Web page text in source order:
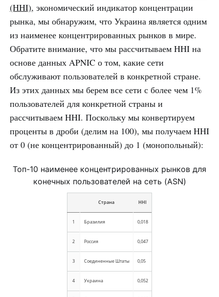
(HHI), экономический индикатор концентрации
рынка, мы обнаружим, что Украина является одним
из наименее концентрированных рынков в мире.
Обратите внимание, что мы рассчитываем HHI на
основе данных APNIC о том, какие сети
обслуживают пользователей в конкретной стране.
Из этих данных мы берем все сети с более чем 1%
пользователей для конкретной страны и
рассчитываем HHI. Поскольку мы конвертируем
проценты в дроби (делим на 100), мы получаем HHI
от 0 (не концентрированный) до 1 (монопольный):
Топ-10 наименее концентрированных рынков для
конечных пользователей на сеть (ASN)
Страна HHI
1 Бразилия 0,018
2 Россия 0,047
3 Соединенные Штаты 0,05
4 Украина 0,052